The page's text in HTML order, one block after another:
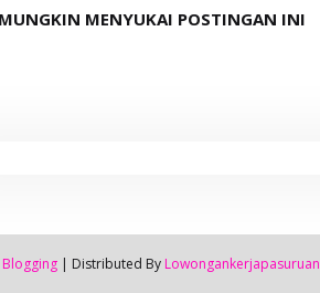
MENYUKAI POSTINGAN INI
Blogging | Distributed By Lowongankerjapasuruan